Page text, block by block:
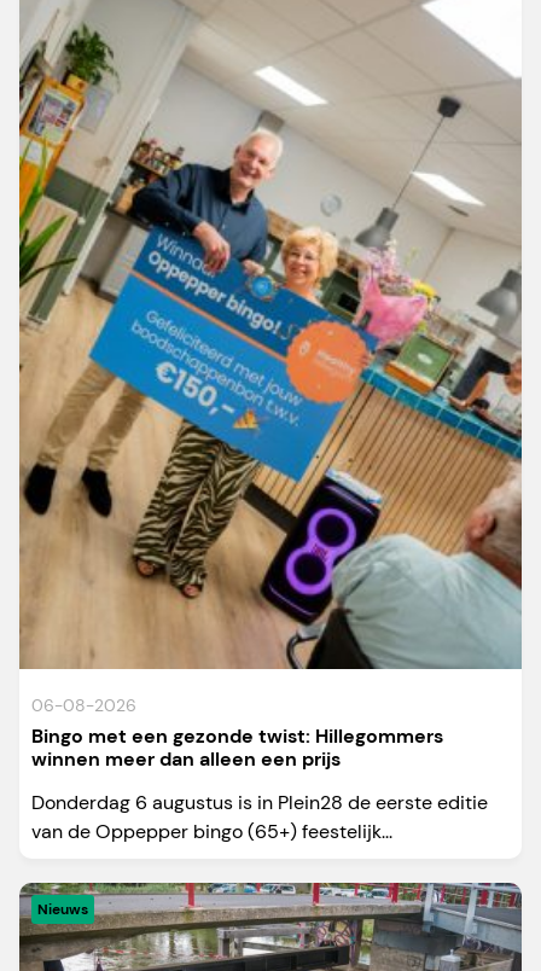
06-08-2026
Bingo met een gezonde twist: Hillegommers
winnen meer dan alleen een prijs
Donderdag 6 augustus is in Plein28 de eerste editie
van de Oppepper bingo (65+) feestelijk...
Nieuws